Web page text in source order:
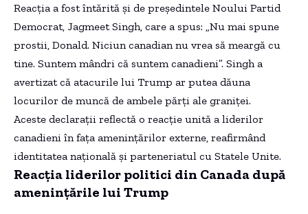
Reacția a fost întărită și de președintele Noului Partid
Democrat, Jagmeet Singh, care a spus: „Nu mai spune
prostii, Donald. Niciun canadian nu vrea să meargă cu
tine. Suntem mândri că suntem canadieni”. Singh a
avertizat că atacurile lui Trump ar putea dăuna
locurilor de muncă de ambele părți ale graniței.
Aceste declarații reflectă o reacție unită a liderilor
canadieni în fața amenințărilor externe, reafirmând
identitatea națională și parteneriatul cu Statele Unite.
Reacția liderilor politici din Canada după
amenințările lui Trump